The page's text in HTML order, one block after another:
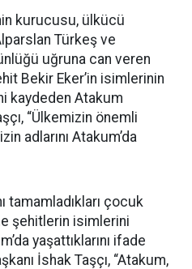
kurucusu, ülkücü
Türkeş ve
uğruna can veren
Bekir Eker’in isimlerinin
kaydeden Atakum
“Ülkemizin önemli
adlarını Atakum’da
tamamladıkları çocuk
şehitlerin isimlerini
yaşattıklarını ifade
İshak Taşçı, “Atakum,